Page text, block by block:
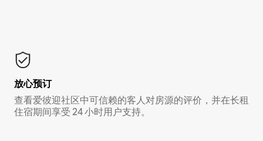
放心预订
查看爱彼迎社区中可信赖的客人对房源的评价，并在长租
住宿期间享受 24 小时用户支持。